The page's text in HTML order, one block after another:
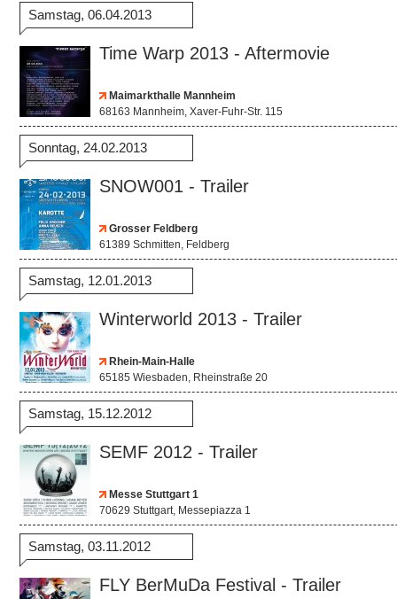
Samstag, 06.04.2013
Time Warp 2013 - Aftermovie
Maimarkthalle Mannheim
68163 Mannheim, Xaver-Fuhr-Str. 115
Sonntag, 24.02.2013
SNOW001 - Trailer
Grosser Feldberg
61389 Schmitten, Feldberg
Samstag, 12.01.2013
Winterworld 2013 - Trailer
Rhein-Main-Halle
65185 Wiesbaden, Rheinstraße 20
Samstag, 15.12.2012
SEMF 2012 - Trailer
Messe Stuttgart 1
70629 Stuttgart, Messepiazza 1
Samstag, 03.11.2012
FLY BerMuDa Festival - Trailer